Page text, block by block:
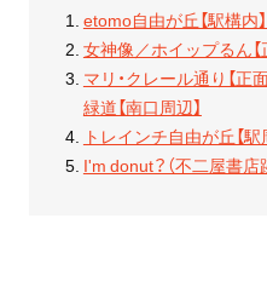
etomo自由が丘【駅構内
女神像／ホイップるん【
マリ・クレール通り【正
緑道【南口周辺】
トレインチ自由が丘【駅
I'm donut？（不二屋書店